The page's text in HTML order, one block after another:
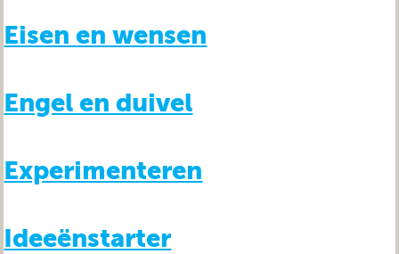
Eisen en wensen
Engel en duivel
Experimenteren
Ideeënstarter